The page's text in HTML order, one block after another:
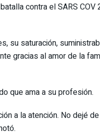
contra el SARS COV
su saturación,
gracias al amor de la
que ama a su profesión.
a la atención. No dejé